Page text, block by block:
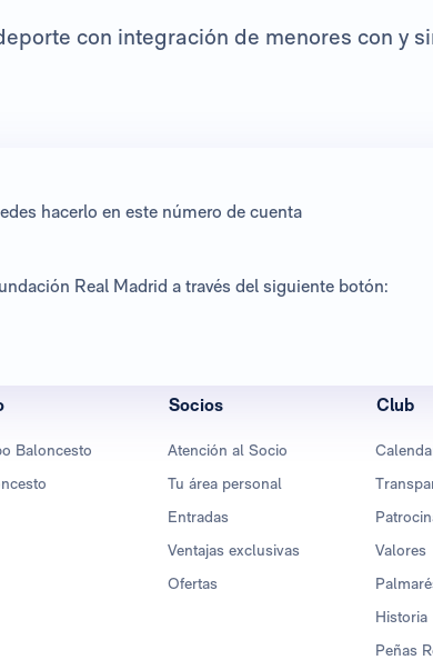
con integración de menores con y
hacerlo en este número de cuenta
Real Madrid a través del siguiente botón:
Baloncesto
Socios
Atención al Socio
Tu área personal
Entradas
Ventajas exclusivas
Ofertas
Club
Valores
Historia
Peñas